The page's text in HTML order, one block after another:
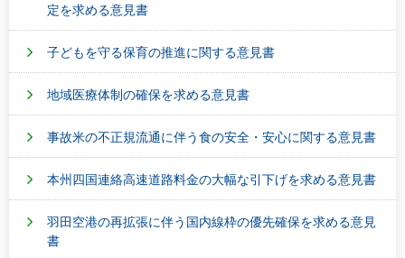
定を求める意見書
子どもを守る保育の推進に関する意見書
地域医療体制の確保を求める意見書
事故米の不正規流通に伴う食の安全・安心に関する意見書
本州四国連絡高速道路料金の大幅な引下げを求める意見書
羽田空港の再拡張に伴う国内線枠の優先確保を求める意見
書